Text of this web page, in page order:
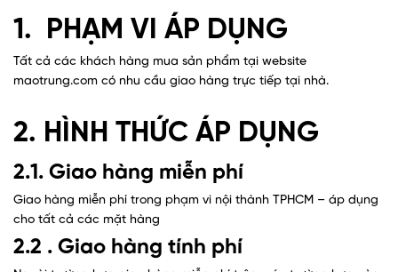
1. PHẠM VI ÁP DỤNG
Tất cả các khách hàng mua sản phẩm tại website
maotrung.com có nhu cầu giao hàng trực tiếp tại nhà.
2. HÌNH THỨC ÁP DỤNG
2.1. Giao hàng miễn phí
Giao hàng miễn phí trong phạm vi nội thành TPHCM – áp dụng
cho tất cả các mặt hàng
2.2 . Giao hàng tính phí